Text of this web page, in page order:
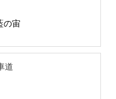
の宙
道